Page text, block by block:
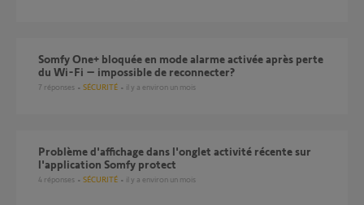
Somfy One+ bloquée en mode alarme activée après perte
du Wi-Fi – impossible de reconnecter?
7 réponses SÉCURITÉ il y a environ un mois
problème d'affichage dans l'onglet activité récente sur
l'application Somfy protect
4 réponses SÉCURITÉ il y a environ un mois